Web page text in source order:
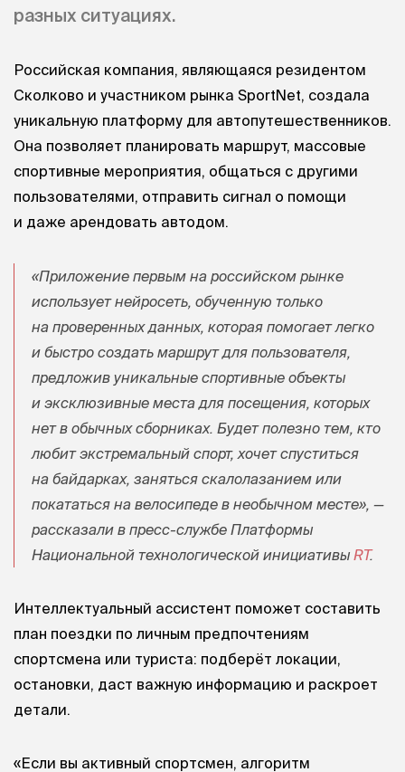
разных ситуациях.
Российская компания, являющаяся резидентом
Сколково и участником рынка SportNet, создала
уникальную платформу для автопутешественников.
Она позволяет планировать маршрут, массовые
спортивные мероприятия, общаться с другими
пользователями, отправить сигнал о помощи
и даже арендовать автодом.
«Приложение первым на российском рынке
использует нейросеть, обученную только
на проверенных данных, которая помогает легко
и быстро создать маршрут для пользователя,
предложив уникальные спортивные объекты
и эксклюзивные места для посещения, которых
нет в обычных сборниках. Будет полезно тем, кто
любит экстремальный спорт, хочет спуститься
на байдарках, заняться скалолазанием или
покататься на велосипеде в необычном месте», —
рассказали в пресс-службе Платформы
Национальной технологической инициативы RT.
Интеллектуальный ассистент поможет составить
план поездки по личным предпочтениям
спортсмена или туриста: подберёт локации,
остановки, даст важную информацию и раскроет
детали.
«Если вы активный спортсмен, алгоритм